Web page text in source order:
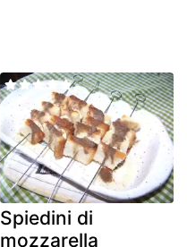
Spiedini di
mozzarella